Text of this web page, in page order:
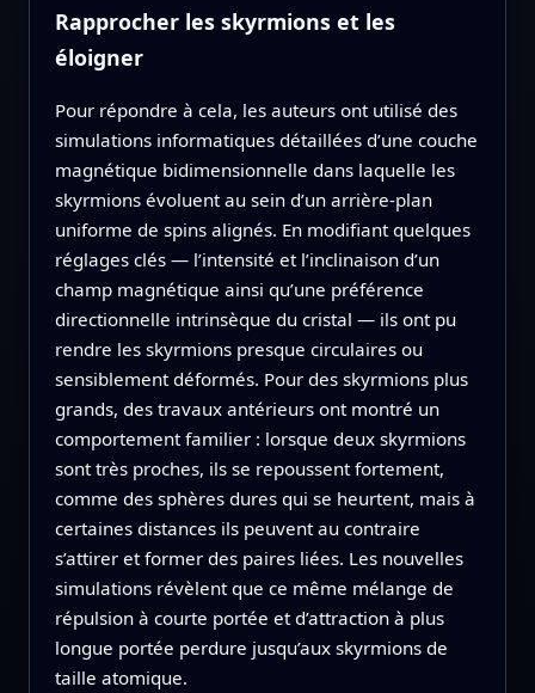
Rapprocher les skyrmions et les
éloigner
Pour répondre à cela, les auteurs ont utilisé des
simulations informatiques détaillées d’une couche
magnétique bidimensionnelle dans laquelle les
skyrmions évoluent au sein d’un arrière‑plan
uniforme de spins alignés. En modifiant quelques
réglages clés — l’intensité et l’inclinaison d’un
champ magnétique ainsi qu’une préférence
directionnelle intrinsèque du cristal — ils ont pu
rendre les skyrmions presque circulaires ou
sensiblement déformés. Pour des skyrmions plus
grands, des travaux antérieurs ont montré un
comportement familier : lorsque deux skyrmions
sont très proches, ils se repoussent fortement,
comme des sphères dures qui se heurtent, mais à
certaines distances ils peuvent au contraire
s’attirer et former des paires liées. Les nouvelles
simulations révèlent que ce même mélange de
répulsion à courte portée et d’attraction à plus
longue portée perdure jusqu’aux skyrmions de
taille atomique.